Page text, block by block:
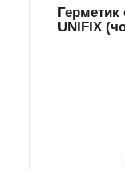
Герметик
UNIFIX